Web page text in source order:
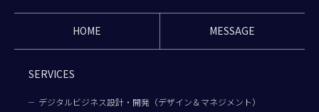
HOME MESSAGE
SERVICES
デジタルビジネス設計・開発（デザイン＆マネジメント）